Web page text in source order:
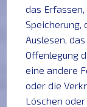
das
Speicherung,
Auslesen,
Offenlegung
eine andere
oder die
Löschen